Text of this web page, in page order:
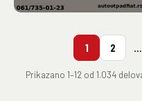
1 2
Prikazano 1–12 od 1.034